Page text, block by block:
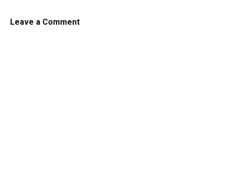
Leave a Comment